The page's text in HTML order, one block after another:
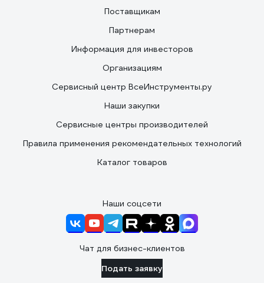
Поставщикам
Партнерам
Информация для инвесторов
Организациям
Сервисный центр ВсеИнструменты.ру
Наши закупки
Сервисные центры производителей
Правила применения рекомендательных технологий
Каталог товаров
Наши соцсети
Чат для бизнес-клиентов
Подать заявку